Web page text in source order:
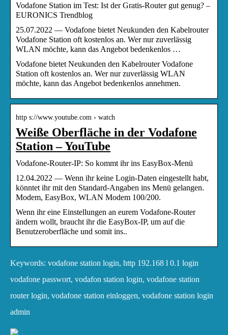
Vodafone Station im Test: Ist der Gratis-Router gut genug? –
EURONICS Trendblog
25.07.2022 — Vodafone bietet Neukunden den Kabelrouter
Vodafone Station oft kostenlos an. Wer nur zuverlässig
WLAN möchte, kann das Angebot bedenkenlos …
Vodafone bietet Neukunden den Kabelrouter Vodafone
Station oft kostenlos an. Wer nur zuverlässig WLAN
möchte, kann das Angebot bedenkenlos annehmen.
http s://www.youtube.com › watch
Weiße Oberfläche in der Vodafone
Station – YouTube
Vodafone-Router-IP: So kommt ihr ins EasyBox-Menü
12.04.2022 — Wenn ihr keine Login-Daten eingestellt habt,
könntet ihr mit den Standard-Angaben ins Menü gelangen.
Modem, EasyBox, WLAN Modem 100/200.
Wenn ihr eine Einstellungen an eurem Vodafone-Router
ändern wollt, braucht ihr die EasyBox-IP, um auf die
Benutzeroberfläche und somit ins..
Keywords: vodafone station login, http 192.168 l 0.1 login
vodafone passwort, vodafon station login, vodafone station
router login, vodafone station einloggen, vodafone station login
admin